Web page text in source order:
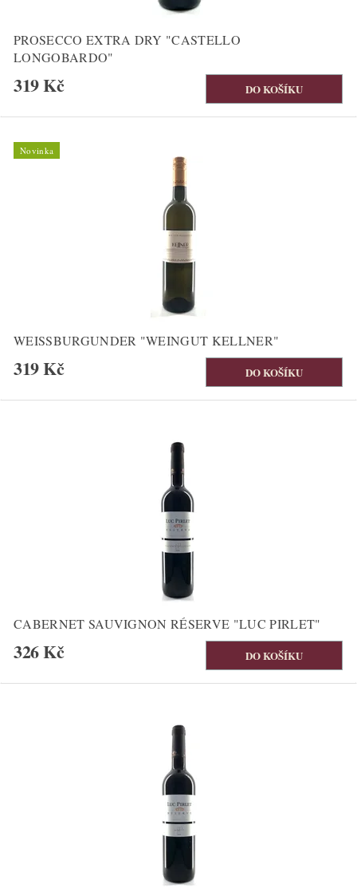
PROSECCO EXTRA DRY "CASTELLO
LONGOBARDO"
319 Kč
Novinka
WEISSBURGUNDER "WEINGUT KELLNER"
319 Kč
CABERNET SAUVIGNON RÉSERVE "LUC PIRLET"
326 Kč